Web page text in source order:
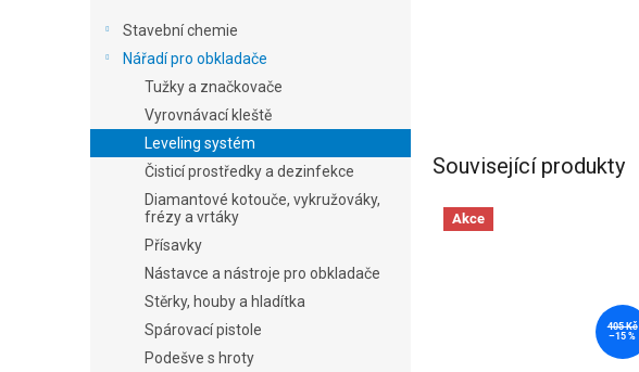
Stavební chemie
Nářadí pro obkladače
Tužky a značkovače
Vyrovnávací kleště
Leveling systém
Čisticí prostředky a dezinfekce
Diamantové kotouče, vykružováky,
frézy a vrtáky
Přísavky
Nástavce a nástroje pro obkladače
Stěrky, houby a hladítka
Spárovací pistole
Podešve s hroty
Související produkty
Akce
405 Kč
–15 %